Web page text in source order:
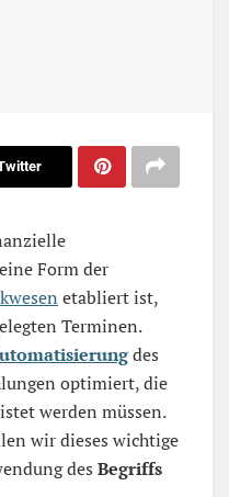
Form der
etabliert ist,
Terminen.
des
optimiert, die
werden müssen.
wir dieses wichtige
des Begriffs